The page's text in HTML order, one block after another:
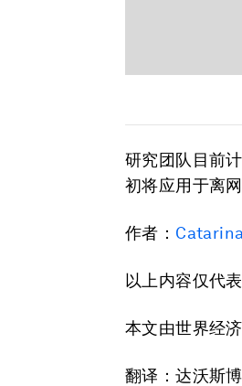
研究团队目前
初将应用于离
作者：
以上内容仅代
本文由世界经
翻译：达沃斯